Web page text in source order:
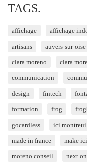
TAGS.
affichage affichage
artisans auvers-sur-oise
clara moreno clara
communication
design fintech
formation frog
gocardless ici
made in france make ici
moreno conseil next